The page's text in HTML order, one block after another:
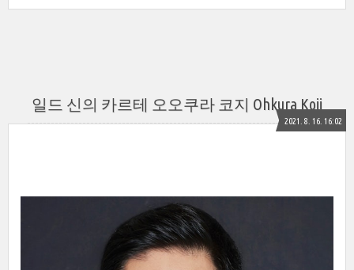
일드 신의 카르테 오오쿠라 코지 Ohkura Koji
2021. 8. 16. 16:02